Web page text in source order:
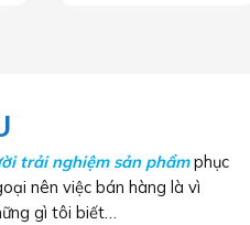
trải nghiệm sản phẩmphục
nên việc bán hàng là vì
gì tôi biết…